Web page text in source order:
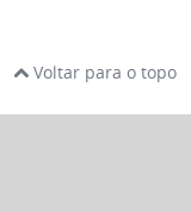
Voltar para o topo